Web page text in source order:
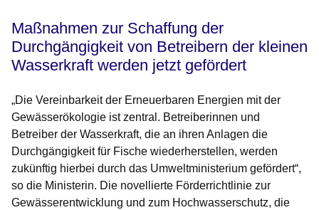
Maßnahmen zur Schaffung der
Durchgängigkeit von Betreibern der kleinen
Wasserkraft werden jetzt gefördert
„Die Vereinbarkeit der Erneuerbaren Energien mit der
Gewässerökologie ist zentral. Betreiberinnen und
Betreiber der Wasserkraft, die an ihren Anlagen die
Durchgängigkeit für Fische wiederherstellen, werden
zukünftig hierbei durch das Umweltministerium gefördert“,
so die Ministerin. Die novellierte Förderrichtlinie zur
Gewässerentwicklung und zum Hochwasserschutz, die